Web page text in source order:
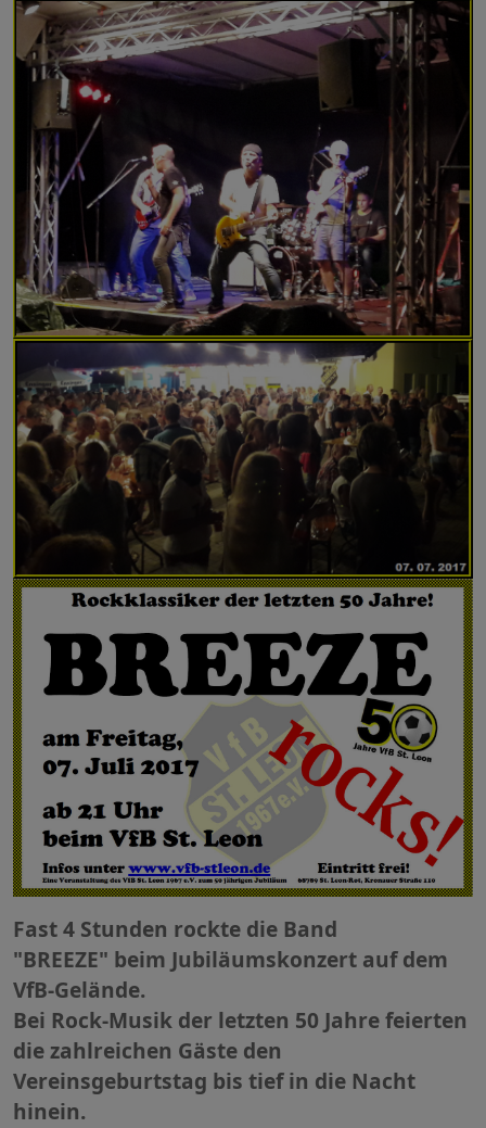
Fast 4 Stunden rockte die Band
"BREEZE" beim Jubiläumskonzert auf dem
VfB-Gelände.
Bei Rock-Musik der letzten 50 Jahre feierten
die zahlreichen Gäste den
Vereinsgeburtstag bis tief in die Nacht
hinein.